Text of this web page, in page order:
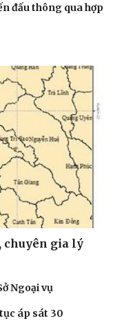
đấu thông qua hợp
chuyên gia lý
Ngoại vụ
áp sát 30